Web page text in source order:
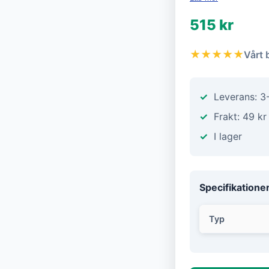
515 kr
★★★★★Vårt
Leverans:
Frakt: 49 kr
I lager
Typ